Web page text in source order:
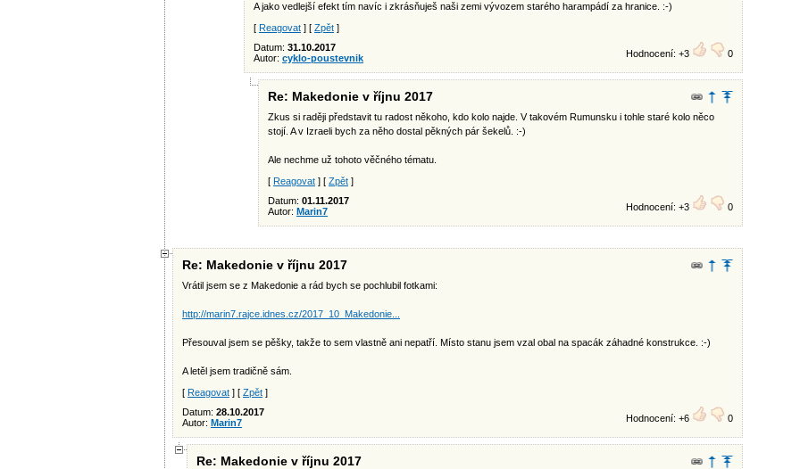
A jako vedlejší efekt tím navíc i zkrásňuješ naši zemi vývozem starého harampádí za hranice. :-)
[ Reagovat ] [ Zpět ]
Datum: 31.10.2017
Autor: cyklo-poustevnik Hodnocení: +3 0
Re: Makedonie v říjnu 2017
Zkus si raději představit tu radost někoho, kdo kolo najde. V takovém Rumunsku i tohle staré kolo něco
stojí. A v Izraeli bych za něho dostal pěkných pár šekelů. :-)
Ale nechme už tohoto věčného tématu.
[ Reagovat ] [ Zpět ]
Datum: 01.11.2017
Autor: Marin7 Hodnocení: +3 0
Re: Makedonie v říjnu 2017
Vrátil jsem se z Makedonie a rád bych se pochlubil fotkami:
http://marin7.rajce.idnes.cz/2017_10_Makedonie...
Přesouval jsem se pěšky, takže to sem vlastně ani nepatří. Místo stanu jsem vzal obal na spacák záhadné konstrukce. :-)
A letěl jsem tradičně sám.
[ Reagovat ] [ Zpět ]
Datum: 28.10.2017
Autor: Marin7 Hodnocení: +6 0
Re: Makedonie v říjnu 2017